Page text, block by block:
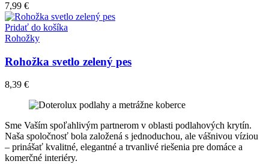
7,99 €
Pridať do košíka
Rohožky
Rohožka svetlo zelený pes
8,39 €
Sme Vaším spoľahlivým partnerom v oblasti podlahových krytín.
Naša spoločnosť bola založená s jednoduchou, ale vášnivou víziou
– prinášať kvalitné, elegantné a trvanlivé riešenia pre domáce a
komerčné interiéry.